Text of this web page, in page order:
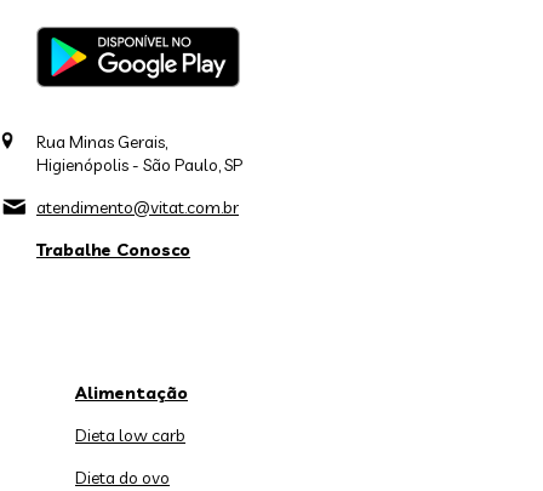
Rua Minas Gerais,
Higienópolis - São Paulo, SP
atendimento@vitat.com.br
Trabalhe Conosco
Alimentação
Dieta low carb
Dieta do ovo